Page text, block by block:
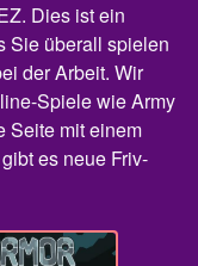
Dies ist ein
Sie überall spielen
der Arbeit. Wir
Spiele wie Army
Seite mit einem
es neue Friv-